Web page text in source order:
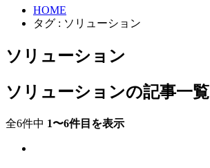
HOME
タグ : ソリューション
ソリューション
ソリューションの記事一覧
全6件中 1〜6件目を表示